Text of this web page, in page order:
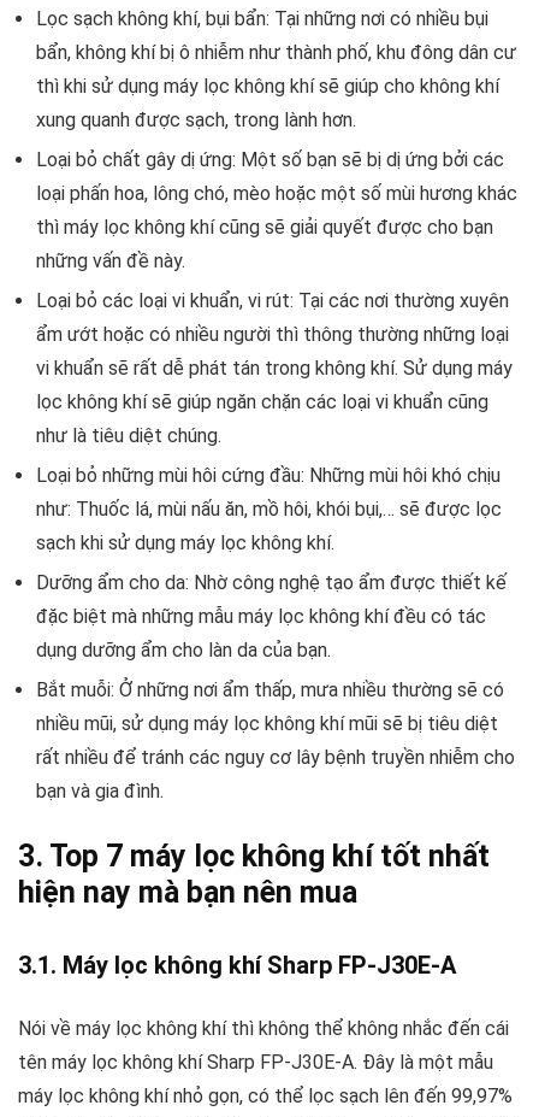
Lọc sạch không khí, bụi bẩn: Tại những nơi có nhiều bụi
bẩn, không khí bị ô nhiễm như thành phố, khu đông dân cư
thì khi sử dụng máy lọc không khí sẽ giúp cho không khí
xung quanh được sạch, trong lành hơn.
Loại bỏ chất gây dị ứng: Một số bạn sẽ bị dị ứng bởi các
loại phấn hoa, lông chó, mèo hoặc một số mùi hương khác
thì máy lọc không khí cũng sẽ giải quyết được cho bạn
những vấn đề này.
Loại bỏ các loại vi khuẩn, vi rút: Tại các nơi thường xuyên
ẩm ướt hoặc có nhiều người thì thông thường những loại
vi khuẩn sẽ rất dễ phát tán trong không khí. Sử dụng máy
lọc không khí sẽ giúp ngăn chặn các loại vi khuẩn cũng
như là tiêu diệt chúng.
Loại bỏ những mùi hôi cứng đầu: Những mùi hôi khó chịu
như: Thuốc lá, mùi nấu ăn, mồ hôi, khói bụi,… sẽ được lọc
sạch khi sử dụng máy lọc không khí.
Dưỡng ẩm cho da: Nhờ công nghệ tạo ẩm được thiết kế
đặc biệt mà những mẫu máy lọc không khí đều có tác
dụng dưỡng ẩm cho làn da của bạn.
Bắt muỗi: Ở những nơi ẩm thấp, mưa nhiều thường sẽ có
nhiều mũi, sử dụng máy lọc không khí mũi sẽ bị tiêu diệt
rất nhiều để tránh các nguy cơ lây bệnh truyền nhiễm cho
bạn và gia đình.
3. Top 7 máy lọc không khí tốt nhất
hiện nay mà bạn nên mua
3.1. Máy lọc không khí Sharp FP-J30E-A
Nói về máy lọc không khí thì không thể không nhắc đến cái
tên máy lọc không khí Sharp FP-J30E-A. Đây là một mẫu
máy lọc không khí nhỏ gọn, có thể lọc sạch lên đến 99,97%